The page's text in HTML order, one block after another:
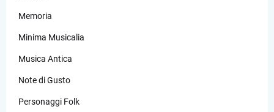
Memoria
Minima Musicalia
Musica Antica
Note di Gusto
Personaggi Folk